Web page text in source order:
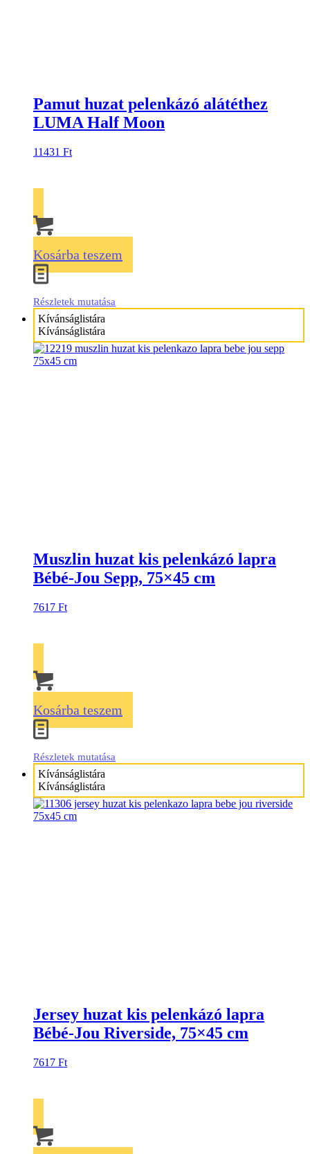
Pamut huzat pelenkázó alátéthez
LUMA Half Moon
11431 Ft
Kosárba teszem
Részletek mutatása
Kívánságlistára
Kívánságlistára
Muszlin huzat kis pelenkázó lapra
Bébé-Jou Sepp, 75×45 cm
7617 Ft
Kosárba teszem
Részletek mutatása
Kívánságlistára
Kívánságlistára
Jersey huzat kis pelenkázó lapra
Bébé-Jou Riverside, 75×45 cm
7617 Ft